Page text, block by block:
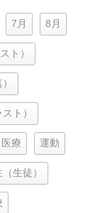
7月 8月
ト）
ト）
医療 運動
生徒）